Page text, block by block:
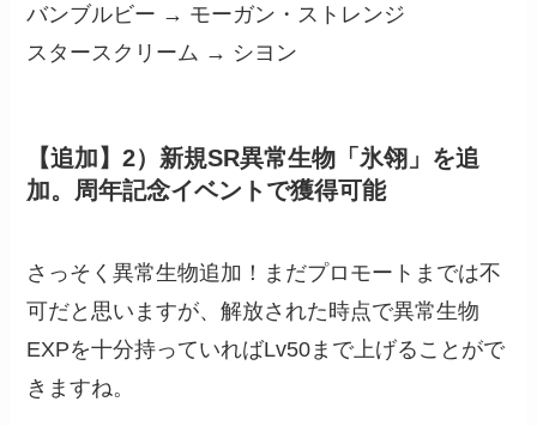
バンブルビー → モーガン・ストレンジ
スタースクリーム → シヨン
【追加】2）新規SR異常生物「氷翎」を追
加。周年記念イベントで獲得可能
さっそく異常生物追加！まだプロモートまでは不
可だと思いますが、解放された時点で異常生物
EXPを十分持っていればLv50まで上げることがで
きますね。